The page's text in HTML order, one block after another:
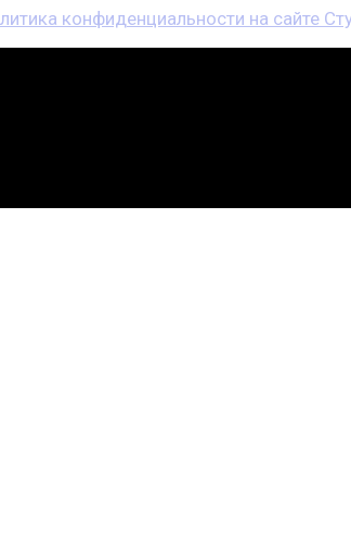
конфиденциальности на сайте